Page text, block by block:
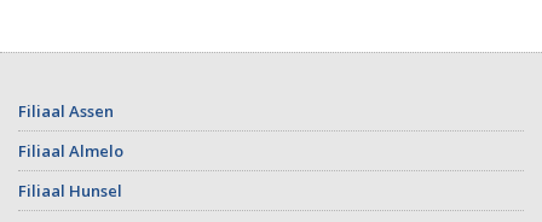
Filiaal Assen
Filiaal Almelo
Filiaal Hunsel